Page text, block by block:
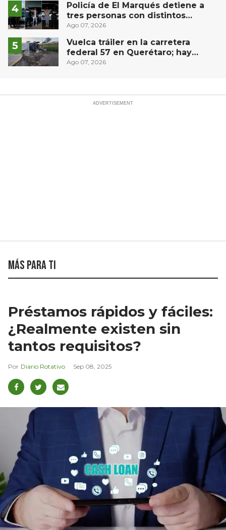
Policía de El Marqués detiene a
tres personas con distintos
narcóticos
Ago 07, 2026
Vuelca tráiler en la carretera
federal 57 en Querétaro; hay
derrame de combustible
Ago 07, 2026
Más para ti
Préstamos rápidos y fáciles:
¿Realmente existen sin
tantos requisitos?
Diario Rotativo Sep 08, 2025